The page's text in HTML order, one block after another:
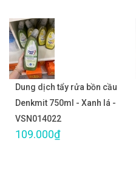
Dung dịch tẩy rửa bồn cầu
Denkmit 750ml - Xanh lá -
VSN014022
109.000₫